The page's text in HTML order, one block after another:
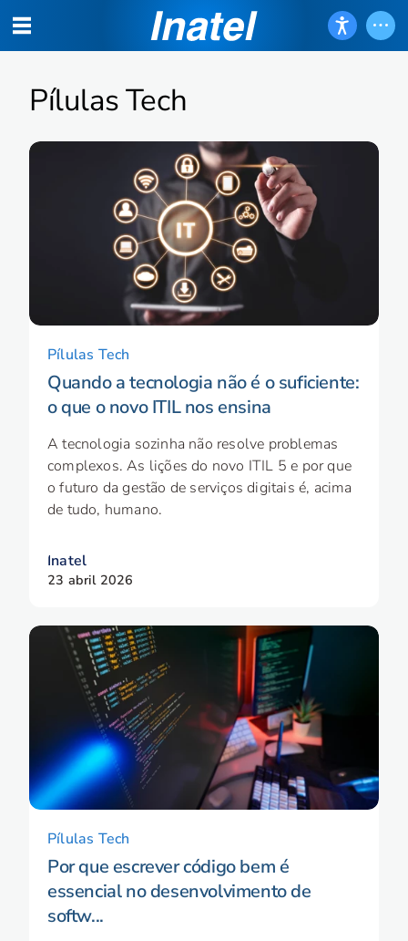
Pílulas Tech
Pílulas Tech
Quando a tecnologia não é o suficiente:
o que o novo ITIL nos ensina
A tecnologia sozinha não resolve problemas
complexos. As lições do novo ITIL 5 e por que
o futuro da gestão de serviços digitais é, acima
de tudo, humano.
Inatel
23 abril 2026
Pílulas Tech
Por que escrever código bem é
essencial no desenvolvimento de
softw...